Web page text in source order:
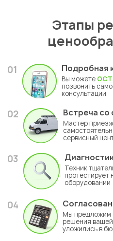
Этапы
01 Подробная
Вы можете
позвонить
консультации
02 Встреча со
Мастер
сервисный
03
Техник
протестирует
оборудовании
04
Мы предложим
решения
уложились в